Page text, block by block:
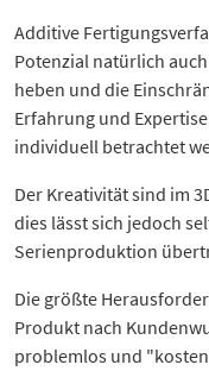
Additive
Potenzial natürlich
heben und die
Erfahrung und
individuell betrachtet
Der Kreativität sind im
dies lässt sich jedoch
Serienproduktion
Die größte
Produkt nach
problemlos und